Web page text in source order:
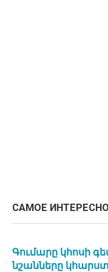
САМОЕ
Գումարը կհոսի
նշանները